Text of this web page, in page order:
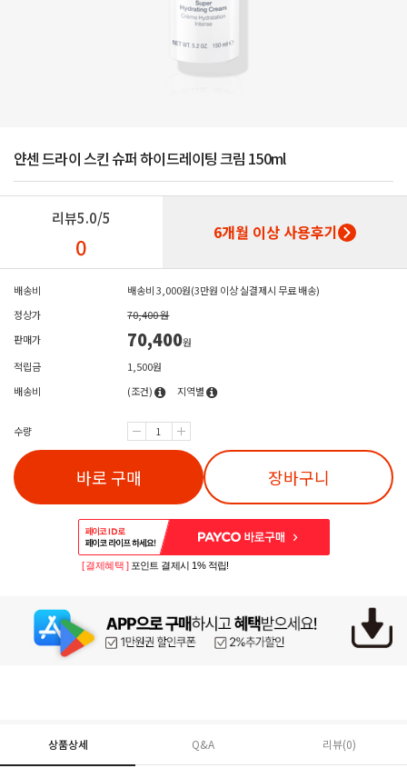
얀센 드라이 스킨 슈퍼 하이드레이팅 크림 150ml
리뷰5.0/5
0 6개월 이상 사용후기
배송비
배송비 3,000원(3만원 이상 실결제시 무료 배송)
정상가
70,400 원
판매가
70,400원
적립금
1,500원
배송비
(조건) 지역별
수량
바로 구매 장바구니
[ 결제혜택 ] 포인트 결제시 1% 적립!
상품상세 Q&A 리뷰(0)